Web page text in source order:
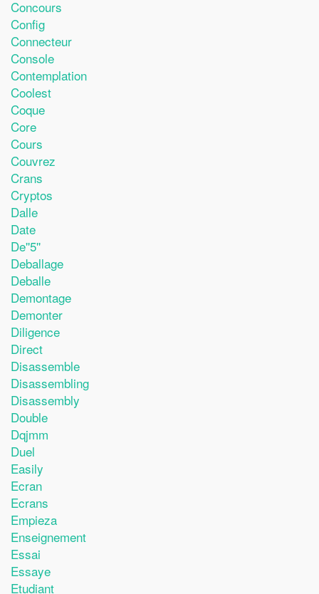
Concours
Config
Connecteur
Console
Contemplation
Coolest
Coque
Core
Cours
Couvrez
Crans
Cryptos
Dalle
Date
De''5''
Deballage
Deballe
Demontage
Demonter
Diligence
Direct
Disassemble
Disassembling
Disassembly
Double
Dqjmm
Duel
Easily
Ecran
Ecrans
Empieza
Enseignement
Essai
Essaye
Etudiant